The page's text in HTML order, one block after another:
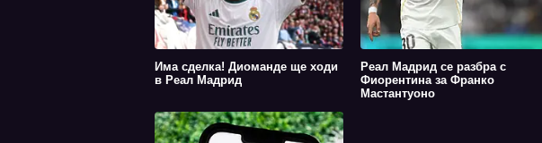
Има сделка! Диоманде ще ходи
в Реал Мадрид
Реал Мадрид се разбра с
Фиорентина за Франко
Мастантуоно